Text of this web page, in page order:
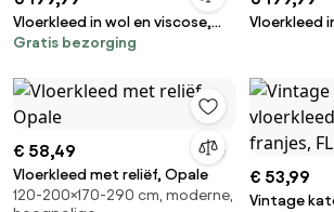
Vloerkleed in wol en viscose,
Duoma
Gratis bezorging
Vloerkleed
€ 58,49
Vloerkleed met reliëf, Opale
120-200×170-290 cm, moderne,
€ 53,99
Vintage